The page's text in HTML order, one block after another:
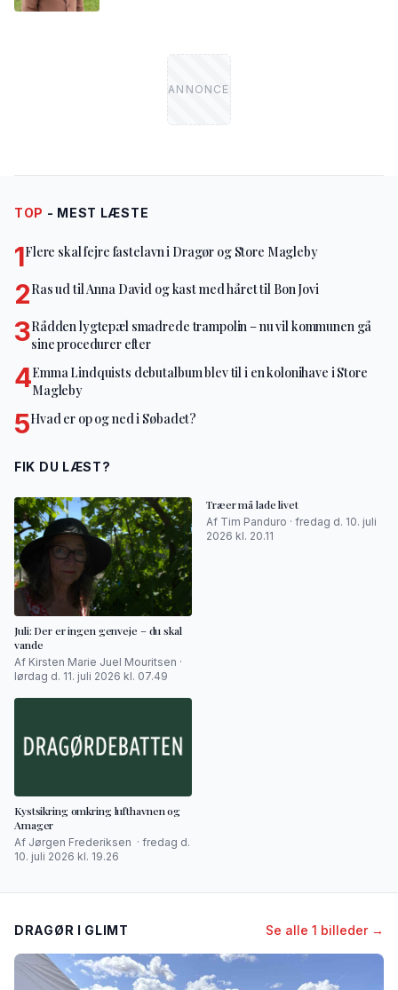
TOP - MEST LÆSTE
1Flere skal fejre fastelavn i Dragør og Store Magleby
2Ras ud til Anna David og kast med håret til Bon Jovi
3Rådden lygtepæl smadrede trampolin – nu vil kommunen gå
sine procedurer efter
4Emma Lindquists debutalbum blev til i en kolonihave i Store
Magleby
5Hvad er op og ned i Søbadet?
FIK DU LÆST?
Juli: Der er ingen genveje – du skal
vande
Af Kirsten Marie Juel Mouritsen ·
lørdag d. 11. juli 2026 kl. 07.49
Træer må lade livet
Af Tim Panduro · fredag d. 10. juli
2026 kl. 20.11
Kystsikring omkring lufthavnen og
Amager
Af Jørgen Frederiksen · fredag d.
10. juli 2026 kl. 19.26
DRAGØR I GLIMT Se alle 1 billeder →